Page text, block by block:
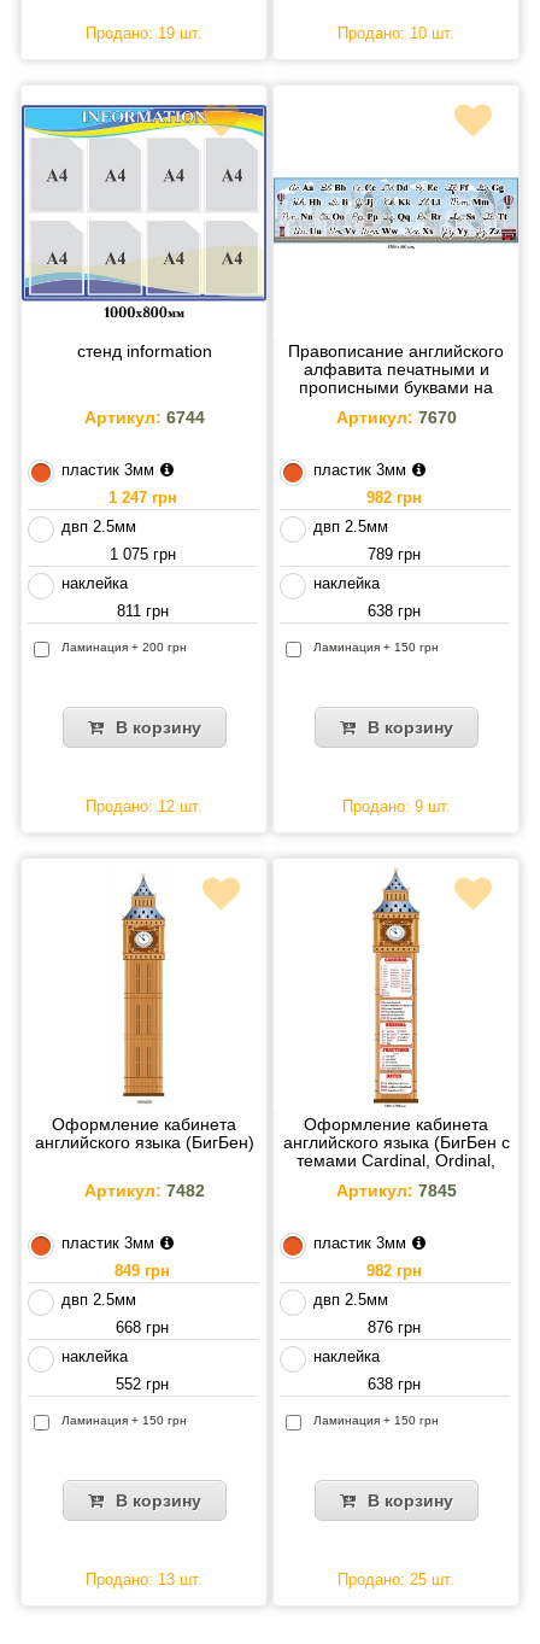
Продано: 19 шт. Продано: 10 шт.
стенд information
Артикул: 6744
пластик 3мм
1 247 грн
двп 2.5мм
1 075 грн
наклейка
811 грн
Ламинация + 200 грн
В корзину
Продано: 12 шт.
Правописание английского
алфавита печатными и
прописными буквами на
Артикул: 7670
пластик 3мм
982 грн
двп 2.5мм
789 грн
наклейка
638 грн
Ламинация + 150 грн
В корзину
Продано: 9 шт.
Оформление кабинета
английского языка (БигБен)
Артикул: 7482
пластик 3мм
849 грн
двп 2.5мм
668 грн
наклейка
552 грн
Ламинация + 150 грн
В корзину
Продано: 13 шт.
Оформление кабинета
английского языка (БигБен с
темами Cardinal, Ordinal,
Артикул: 7845
пластик 3мм
982 грн
двп 2.5мм
876 грн
наклейка
638 грн
Ламинация + 150 грн
В корзину
Продано: 25 шт.